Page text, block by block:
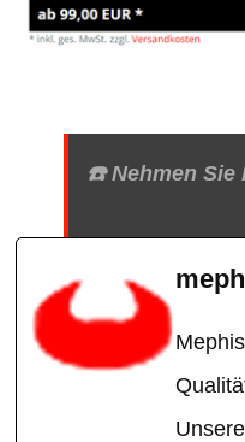
☎️ Nehmen Sie